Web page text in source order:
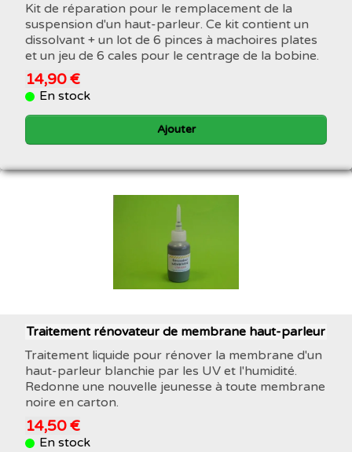
Kit de réparation pour le remplacement de la
suspension d'un haut-parleur. Ce kit contient un
dissolvant + un lot de 6 pinces à machoires plates
et un jeu de 6 cales pour le centrage de la bobine.
14,90 €
En stock
Ajouter
Traitement rénovateur de membrane haut-parleur
Traitement liquide pour rénover la membrane d'un
haut-parleur blanchie par les UV et l'humidité.
Redonne une nouvelle jeunesse à toute membrane
noire en carton.
14,50 €
En stock